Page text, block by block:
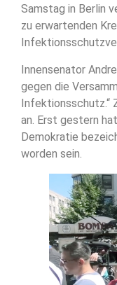
Samstag in Berlin
zu erwartenden
Innensenator
gegen die
Infektionsschutz.“
an. Erst gestern
Demokratie
worden sein.